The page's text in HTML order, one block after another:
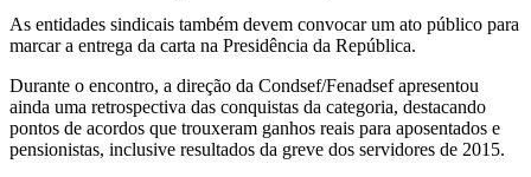
As entidades sindicais também devem convocar um ato público para
marcar a entrega da carta na Presidência da República.
Durante o encontro, a direção da Condsef/Fenadsef apresentou
ainda uma retrospectiva das conquistas da categoria, destacando
pontos de acordos que trouxeram ganhos reais para aposentados e
pensionistas, inclusive resultados da greve dos servidores de 2015.